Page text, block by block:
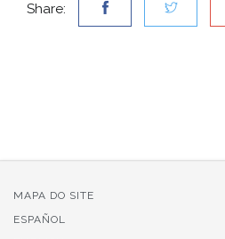
Share:
MAPA DO SITE
ESPAÑOL